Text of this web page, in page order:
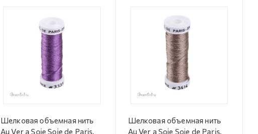
Шелковая объемная нить
Au Ver a Soie Soie de Paris,
Шелковая объемная нить
Au Ver a Soie Soie de Paris,